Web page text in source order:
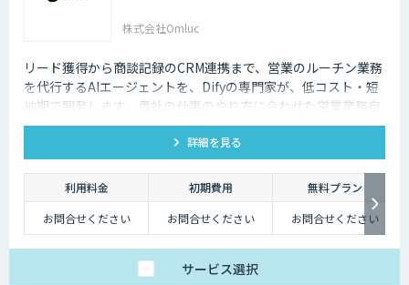
株式会社Omluc
リード獲得から商談記録のCRM連携まで、営業のルーチン業務
を代行するAIエージェントを、Difyの専門家が、低コスト・短
納期で開発します。貴社の仕事のやり方に合わせた営業業務自
動化をサポートします。
詳細を見る
利用料金 初期費用
無料プラン
お問合せください
お問合せください お問合せください
サービス選択